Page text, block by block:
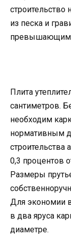
из песка и
превышающими
Плита
сантиметров.
необходим
нормативным
строительства
0,3 процентов
Размеры
Для экономии
в два яруса
диаметре.